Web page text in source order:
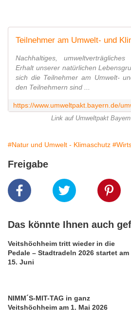
Teilnehmer am Umwelt- und
Nachhaltiges,
Erhalt unserer natürlichen
sich die Teilnehmer am Umwelt-
den Teilnehmern sind ...
Link auf Umweltpakt
#Natur und Umwelt - Klimaschutz
Freigabe
Das könnte Ihnen auch
Veitshöchheim tritt wieder in die
Pedale – Stadtradeln 2026 startet am
15. Juni
NIMM´S-MIT-TAG in ganz
Veitshöchheim am 1. Mai 2026